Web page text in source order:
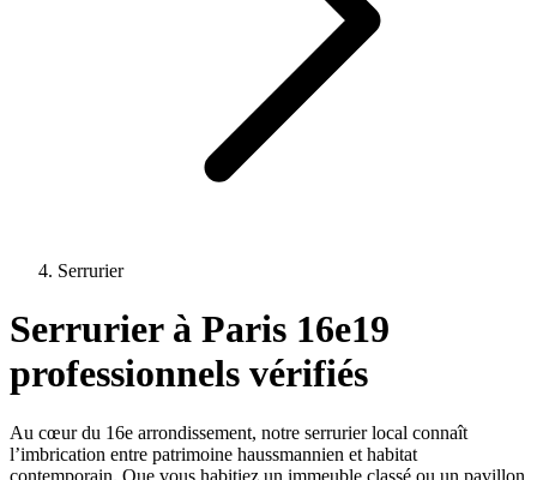
Serrurier
Serrurierà Paris 16e19
professionnels vérifiés
Au cœur du 16e arrondissement, notre serrurier local connaît
l’imbrication entre patrimoine haussmannien et habitat
contemporain. Que vous habitiez un immeuble classé ou un pavillon